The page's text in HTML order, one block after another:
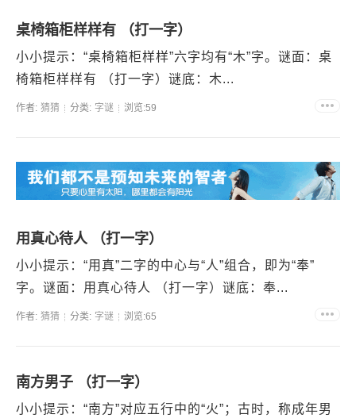
桌椅箱柜样样有 （打一字）
小小提示：“桌椅箱柜样样”六字均有“木”字。谜面：桌
椅箱柜样样有 （打一字）谜底：木...
作者: 猜猜 分类: 字谜 浏览:59
用真心待人 （打一字）
小小提示：“用真”二字的中心与“人”组合，即为“奉”
字。谜面：用真心待人 （打一字）谜底：奉...
作者: 猜猜 分类: 字谜 浏览:65
南方男子 （打一字）
小小提示：“南方”对应五行中的“火”；古时，称成年男